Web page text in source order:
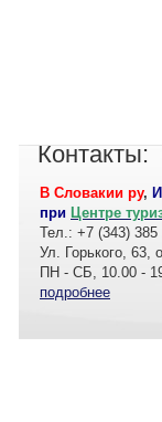
Контакты:
В Словакии ру,
при Центре
Тел.: +7 (343) 385
Ул. Горького, 63,
ПН - СБ, 10.00 -
подробнее